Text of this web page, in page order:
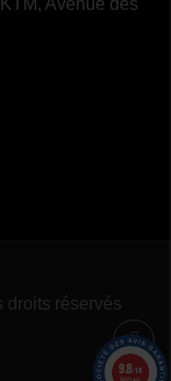
Avenue des
droits réservés
9.8/10